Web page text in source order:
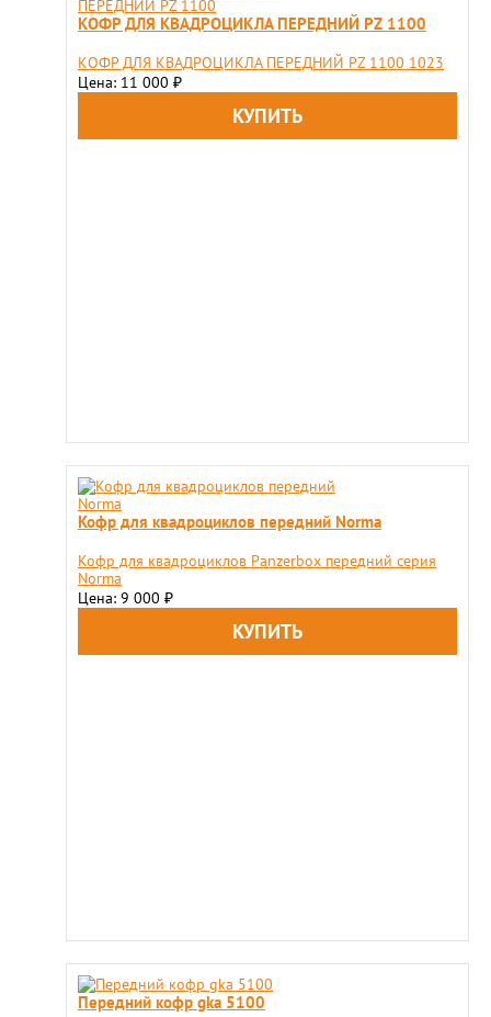
КОФР ДЛЯ КВАДРОЦИКЛА ПЕРЕДНИЙ PZ 1100
КОФР ДЛЯ КВАДРОЦИКЛА ПЕРЕДНИЙ PZ 1100 1023
Цена: 11 000 ₽
Кофр для квадроциклов передний Norma
Кофр для квадроциклов Panzerbox передний серия
Norma
Цена: 9 000 ₽
Передний кофр gka 5100